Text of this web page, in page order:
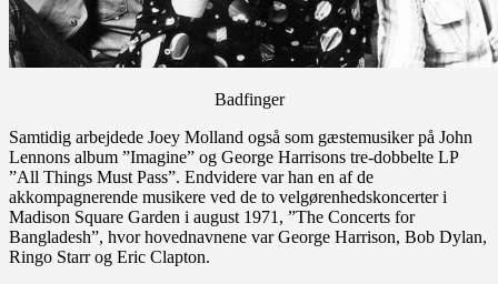
Badfinger
Samtidig arbejdede Joey Molland også som gæstemusiker på John
Lennons album ”Imagine” og George Harrisons tre-dobbelte LP
”All Things Must Pass”. Endvidere var han en af de
akkompagnerende musikere ved de to velgørenhedskoncerter i
Madison Square Garden i august 1971, ”The Concerts for
Bangladesh”, hvor hovednavnene var George Harrison, Bob Dylan,
Ringo Starr og Eric Clapton.